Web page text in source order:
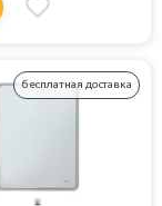
бесплатная доставка